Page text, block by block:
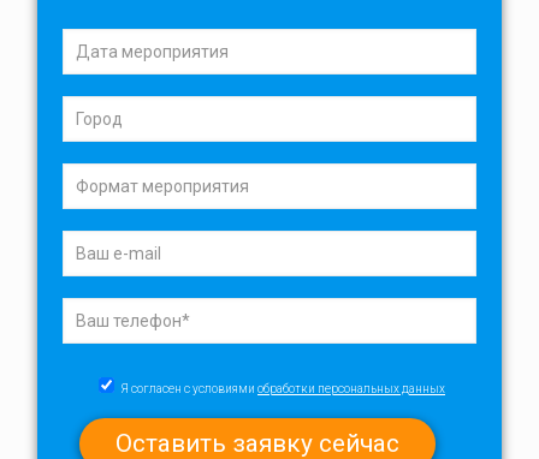
Я согласен с условиями обработки персональных данных